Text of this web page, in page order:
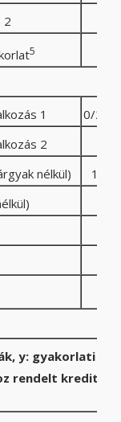
2
5
1
0/2/
2
nélkül)
14/
y: gyakorlati
rendelt